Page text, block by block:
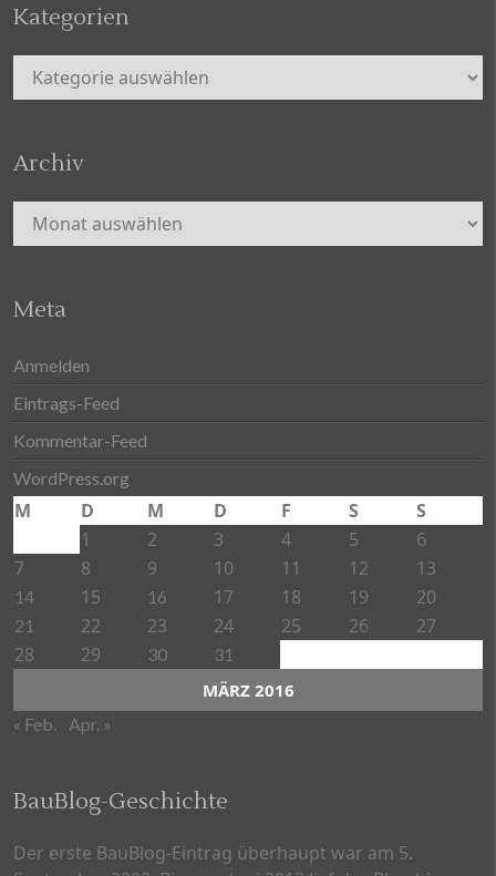
Kategorien
Kategorien
Archiv
Archiv
Meta
Anmelden
Eintrags-Feed
Kommentar-Feed
WordPress.org
MÄRZ 2016
M D M D F S
S
1
2 3 4 5
6
7
8 9 10 11 12 13
14 15 16 17 18 19 20
21 22 23 24 25 26
27
28
29 30 31
« Feb. Apr. »
BauBlog-Geschichte
Der erste BauBlog-Eintrag überhaupt war am 5.